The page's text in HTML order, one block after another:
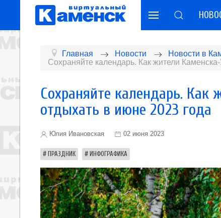
Главная Новости
Новости в
Сохраняйте календарь. Как жители
Сохраняйте календарь. Как
отдыхать в июне 2023 года
Юлия Ивановская 02 июня 2023
ПРАЗДНИК ИНФОГРАФИКА